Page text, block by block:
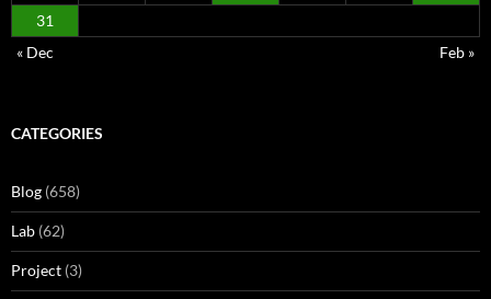
31
« Dec
Feb »
CATEGORIES
Blog (658)
Lab (62)
Project (3)